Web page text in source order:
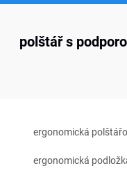
polštář s
ergonomická
ergonomická